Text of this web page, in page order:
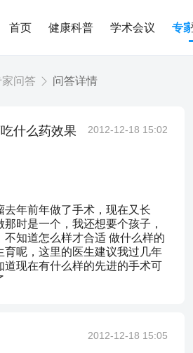
首页 健康科普 学术会议 专
问答 问答详情
什么药效果
2012-12-18 15:02
去年前年做了手术，现在又长
时是一个，我还想要个孩子，
不知道怎么样才合适 做什么样的
育呢，这里的医生建议我过几年
道现在有什么样的先进的手术可
2012-12-18 15:05